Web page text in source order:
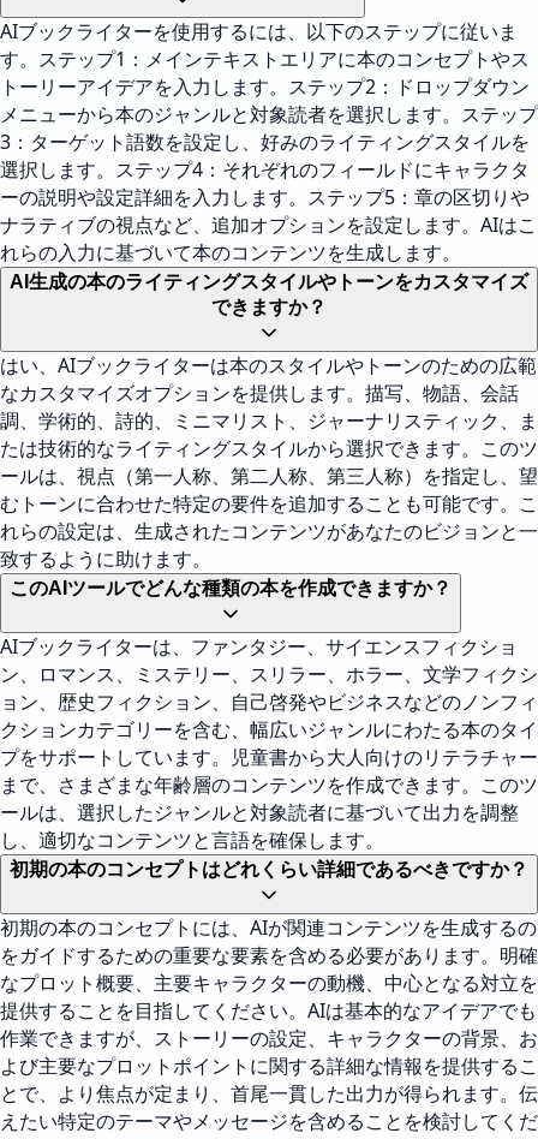
AIブックライターを使用するには、以下のステップに従いま
す。ステップ1：メインテキストエリアに本のコンセプトやス
トーリーアイデアを入力します。ステップ2：ドロップダウン
メニューから本のジャンルと対象読者を選択します。ステップ
3：ターゲット語数を設定し、好みのライティングスタイルを
選択します。ステップ4：それぞれのフィールドにキャラクタ
ーの説明や設定詳細を入力します。ステップ5：章の区切りや
ナラティブの視点など、追加オプションを設定します。AIはこ
れらの入力に基づいて本のコンテンツを生成します。
AI生成の本のライティングスタイルやトーンをカスタマイズ
できますか？
はい、AIブックライターは本のスタイルやトーンのための広範
なカスタマイズオプションを提供します。描写、物語、会話
調、学術的、詩的、ミニマリスト、ジャーナリスティック、ま
たは技術的なライティングスタイルから選択できます。このツ
ールは、視点（第一人称、第二人称、第三人称）を指定し、望
むトーンに合わせた特定の要件を追加することも可能です。こ
れらの設定は、生成されたコンテンツがあなたのビジョンと一
致するように助けます。
このAIツールでどんな種類の本を作成できますか？
AIブックライターは、ファンタジー、サイエンスフィクショ
ン、ロマンス、ミステリー、スリラー、ホラー、文学フィクシ
ョン、歴史フィクション、自己啓発やビジネスなどのノンフィ
クションカテゴリーを含む、幅広いジャンルにわたる本のタイ
プをサポートしています。児童書から大人向けのリテラチャー
まで、さまざまな年齢層のコンテンツを作成できます。このツ
ールは、選択したジャンルと対象読者に基づいて出力を調整
し、適切なコンテンツと言語を確保します。
初期の本のコンセプトはどれくらい詳細であるべきですか？
初期の本のコンセプトには、AIが関連コンテンツを生成するの
をガイドするための重要な要素を含める必要があります。明確
なプロット概要、主要キャラクターの動機、中心となる対立を
提供することを目指してください。AIは基本的なアイデアでも
作業できますが、ストーリーの設定、キャラクターの背景、お
よび主要なプロットポイントに関する詳細な情報を提供するこ
とで、より焦点が定まり、首尾一貫した出力が得られます。伝
えたい特定のテーマやメッセージを含めることを検討してくだ